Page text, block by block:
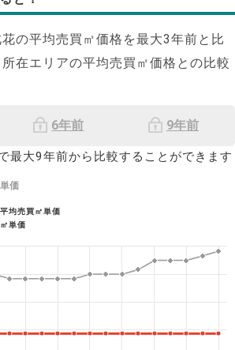
の平均売買㎡価格を最大3年前と比
在エリアの平均売買㎡価格との比較
6年前 9年前
最大9年前から比較することができます
価
均売買㎡単価
単価